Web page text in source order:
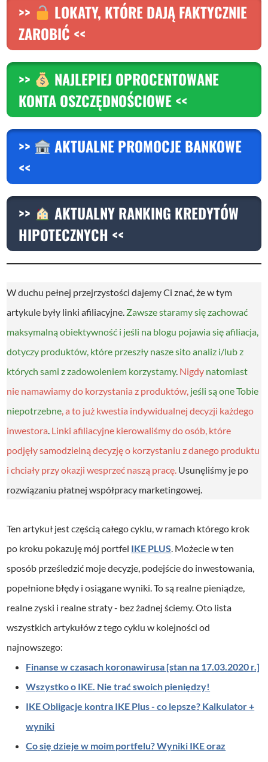
>>
LOKATY, KTÓRE DAJĄ FAKTYCZNIE
ZAROBIĆ <<
>>
NAJLEPIEJ OPROCENTOWANE
KONTA OSZCZĘDNOŚCIOWE <<
>>
AKTUALNE PROMOCJE BANKOWE
<<
>>
AKTUALNY RANKING KREDYTÓW
HIPOTECZNYCH <<
W duchu pełnej przejrzystości dajemy Ci znać, że w tym
artykule były linki afiliacyjne. Zawsze staramy się zachować
maksymalną obiektywność i jeśli na blogu pojawia się afiliacja,
dotyczy produktów, które przeszły nasze sito analiz i/lub z
których sami z zadowoleniem korzystamy. Nigdy natomiast
nie namawiamy do korzystania z produktów, jeśli są one Tobie
niepotrzebne, a to już kwestia indywidualnej decyzji każdego
inwestora. Linki afiliacyjne kierowaliśmy do osób, które
podjęły samodzielną decyzję o korzystaniu z danego produktu
i chciały przy okazji wesprzeć naszą pracę. Usunęliśmy je po
rozwiązaniu płatnej współpracy marketingowej.
Ten artykuł jest częścią całego cyklu, w ramach którego krok
po kroku pokazuję mój portfel IKE PLUS. Możecie w ten
sposób prześledzić moje decyzje, podejście do inwestowania,
popełnione błędy i osiągane wyniki. To są realne pieniądze,
realne zyski i realne straty - bez żadnej ściemy. Oto lista
wszystkich artykułów z tego cyklu w kolejności od
najnowszego:
Finanse w czasach koronawirusa [stan na 17.03.2020 r.]
Wszystko o IKE. Nie trać swoich pieniędzy!
IKE Obligacje kontra IKE Plus - co lepsze? Kalkulator +
wyniki
Co się dzieje w moim portfelu? Wyniki IKE oraz